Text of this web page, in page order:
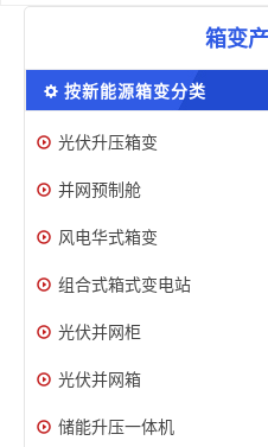
箱变
按新能源箱变分类
光伏升压箱变
并网预制舱
风电华式箱变
组合式箱式变电站
光伏并网柜
光伏并网箱
储能升压一体机